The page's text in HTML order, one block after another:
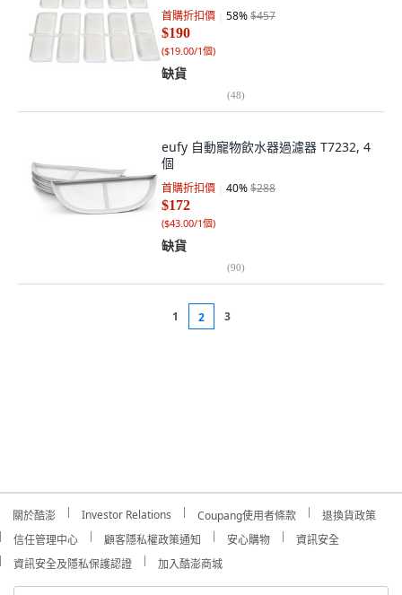
首購折扣價 58%$457
$190
($19.00/1個)
缺貨
(48)
eufy 自動寵物飲水器過濾器 T7232, 4
個
首購折扣價 40%$288
$172
($43.00/1個)
缺貨
(90)
1 2 3
關於酷澎 Investor Relations Coupang使用者條款
退換貨政策
信任管理中心
顧客隱私權政策通知 安心購物
資訊安全
資訊安全及隱私保護認證
加入酷澎商城